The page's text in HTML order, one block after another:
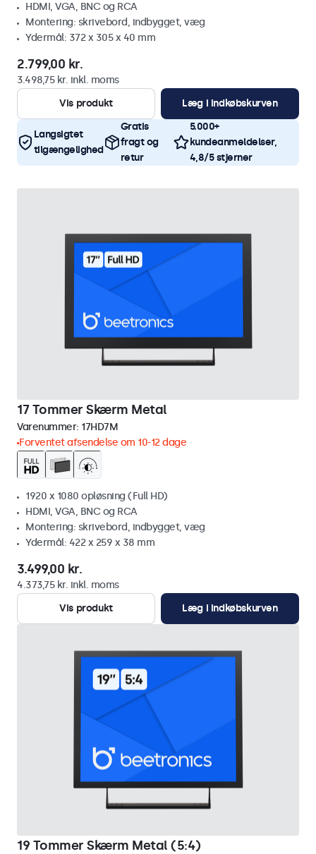
HDMI, VGA, BNC og RCA
Montering: skrivebord, indbygget, væg
Ydermål: 372 x 305 x 40 mm
2.799,00 kr.
3.498,75 kr. inkl. moms
Vis produkt
Læg i indkøbskurven
Langsigtet
tilgængelighed
Gratis
fragt og
retur
5.000+
kundeanmeldelser,
4,8/5 stjerner
17 Tommer Skærm Metal
Varenummer: 17HD7M
Forventet afsendelse om 10-12 dage
1920 x 1080 opløsning (Full HD)
HDMI, VGA, BNC og RCA
Montering: skrivebord, indbygget, væg
Ydermål: 422 x 259 x 38 mm
3.499,00 kr.
4.373,75 kr. inkl. moms
Vis produkt
Læg i indkøbskurven
19 Tommer Skærm Metal (5:4)